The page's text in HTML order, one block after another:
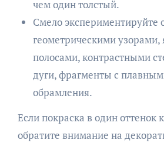
чем один толстый.
Смело экспериментируйте с
геометрическими
полосами, контрастными
дуги, фрагменты с
обрамления.
Если покраска в один оттенок
обратите внимание на